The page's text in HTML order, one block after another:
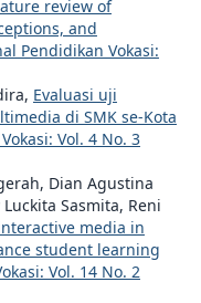
review of
and
Pendidikan Vokasi:
Evaluasi uji
di SMK se-Kota
Vol. 4 No. 3
Dian Agustina
Sasmita, Reni
media in
student learning
Vol. 14 No. 2